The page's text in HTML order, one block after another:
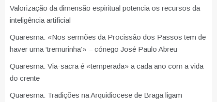
Valorização da dimensão espiritual potencia os recursos da
inteligência artificial
Quaresma: «Nos sermões da Procissão dos Passos tem de
haver uma ‘tremurinha’» – cónego José Paulo Abreu
Quaresma: Via-sacra é «temperada» a cada ano com a vida
do crente
Quaresma: Tradições na Arquidiocese de Braga ligam